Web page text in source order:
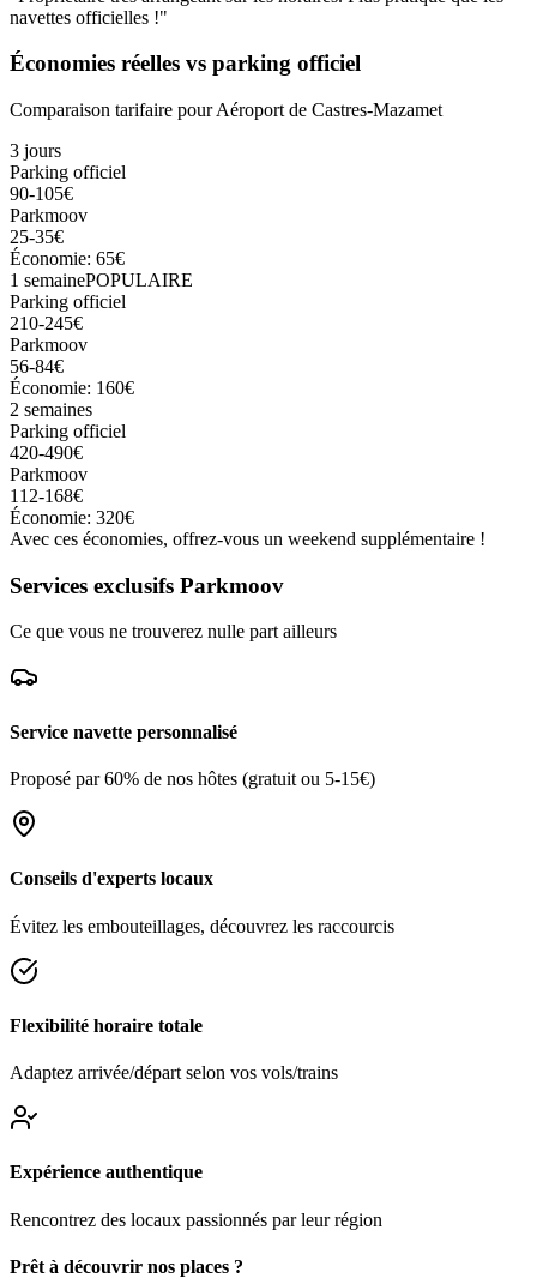
navettes officielles !"
Économies réelles vs parking officiel
Comparaison tarifaire pourAéroport de Castres-Mazamet
3 jours
Parking officiel
90-105€
Parkmoov
25-35€
Économie: 65€
1 semainePOPULAIRE
Parking officiel
210-245€
Parkmoov
56-84€
Économie: 160€
2 semaines
Parking officiel
420-490€
Parkmoov
112-168€
Économie: 320€
Avec ces économies, offrez-vous un weekend supplémentaire !
Services exclusifs Parkmoov
Ce que vous ne trouverez nulle part ailleurs
Service navette personnalisé
Proposé par 60% de nos hôtes (gratuit ou 5-15€)
Conseils d'experts locaux
Évitez les embouteillages, découvrez les raccourcis
Flexibilité horaire totale
Adaptez arrivée/départ selon vos vols/trains
Expérience authentique
Rencontrez des locaux passionnés par leur région
Prêt à découvrir nos places ?